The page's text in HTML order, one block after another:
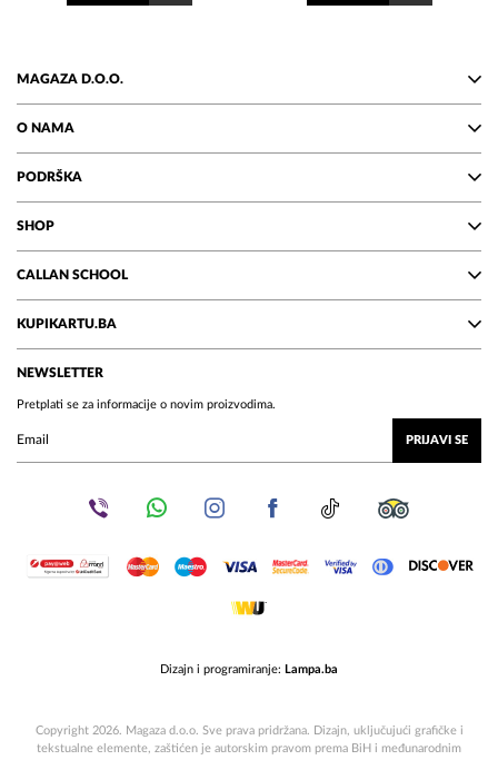
MAGAZA D.O.O.
O NAMA
PODRŠKA
SHOP
CALLAN SCHOOL
KUPIKARTU.BA
NEWSLETTER
Pretplati se za informacije o novim proizvodima.
PRIJAVI SE
Dizajn i programiranje: Lampa.ba
Copyright 2026. Magaza d.o.o. Sve prava pridržana. Dizajn, uključujući grafičke i
tekstualne elemente, zaštićen je autorskim pravom prema BiH i međunarodnim